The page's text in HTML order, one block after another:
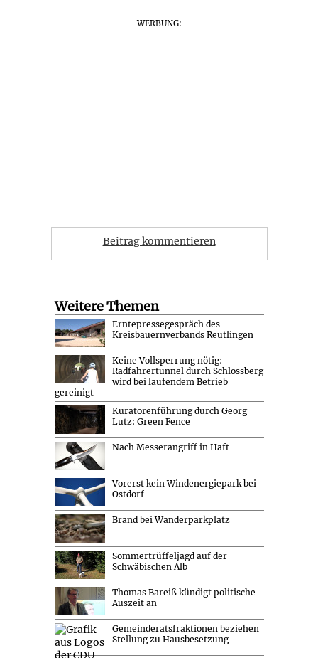
WERBUNG:
Beitrag kommentieren
Weitere Themen
Erntepressegespräch des
Kreisbauernverbands Reutlingen
Keine Vollsperrung nötig:
Radfahrertunnel durch Schlossberg
wird bei laufendem Betrieb
gereinigt
Kuratorenführung durch Georg
Lutz: Green Fence
Nach Messerangriff in Haft
Vorerst kein Windenergiepark bei
Ostdorf
Brand bei Wanderparkplatz
Sommertrüffeljagd auf der
Schwäbischen Alb
Thomas Bareiß kündigt politische
Auszeit an
Gemeinderatsfraktionen beziehen
Stellung zu Hausbesetzung